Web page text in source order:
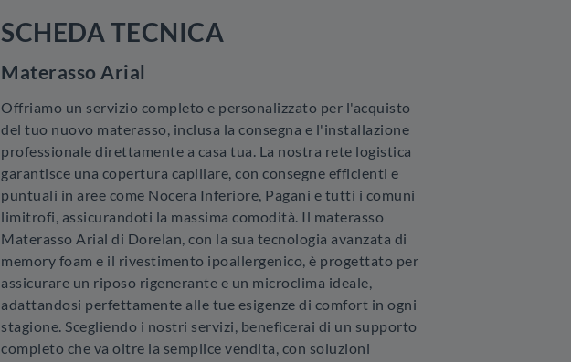
SCHEDA TECNICA
Materasso Arial
Offriamo un servizio completo e personalizzato per l'acquisto
del tuo nuovo materasso, inclusa la consegna e l'installazione
professionale direttamente a casa tua. La nostra rete logistica
garantisce una copertura capillare, con consegne efficienti e
puntuali in aree come Nocera Inferiore, Pagani e tutti i comuni
limitrofi, assicurandoti la massima comodità. Il materasso
Materasso Arial di Dorelan, con la sua tecnologia avanzata di
memory foam e il rivestimento ipoallergenico, è progettato per
assicurare un riposo rigenerante e un microclima ideale,
adattandosi perfettamente alle tue esigenze di comfort in ogni
stagione. Scegliendo i nostri servizi, beneficerai di un supporto
completo che va oltre la semplice vendita, con soluzioni